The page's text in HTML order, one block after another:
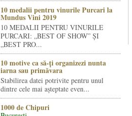
10 medalii pentru vinurile Purcari la
Mundus Vini 2019
10 MEDALII PENTRU VINURILE
PURCARI: „BEST OF SHOW” ȘI
„BEST PRO...
10 motive ca să-ți organizezi nunta
iarna sau primăvara
Stabilirea datei potrivite pentru unul
dintre cele mai așteptate even...
1000 de Chipuri